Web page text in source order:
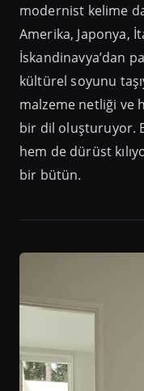
modernist kelime
Amerika, Japonya,
İskandinavya’dan
kültürel soyunu
malzeme netliği ve
bir dil oluşturuyor.
hem de dürüst
bir bütün.